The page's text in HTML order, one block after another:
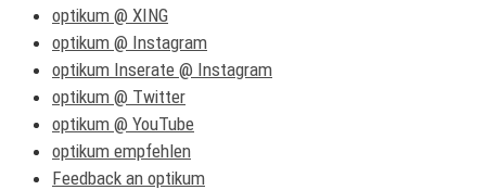
optikum @ XING
optikum @ Instagram
optikum Inserate @ Instagram
optikum @ Twitter
optikum @ YouTube
optikum empfehlen
Feedback an optikum